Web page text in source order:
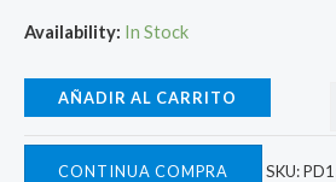
Availability: In Stock
AÑADIR AL CARRITO
CONTINUA COMPRA SKU: